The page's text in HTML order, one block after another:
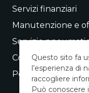
Servizi finanziari
Manutenzione e
Servizio
Conto vendita
Permuta
Questo sito fa
l’esperienza di
raccogliere
Può conoscere